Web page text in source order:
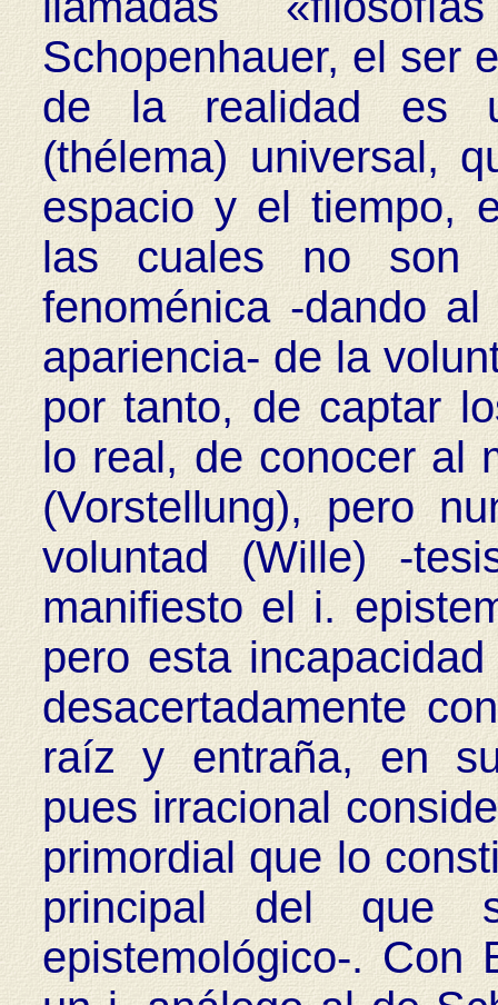
Schopenhauer, el ser
de la realidad es
(thélema) universal,
espacio y el tiempo,
las cuales no son
fenoménica -dando
apariencia- de la
por tanto, de captar
lo real, de conocer al
(Vorstellung), pero
voluntad (Wille) -
manifiesto el i.
pero esta
desacertadamente
raíz y entraña, en
pues irracional
primordial que lo
principal del que
epistemológico-. Con